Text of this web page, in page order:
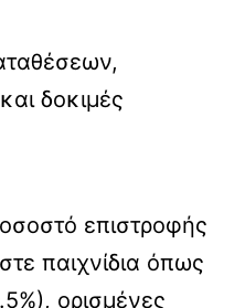
δοκιμές
επιστροφής
παιχνίδια όπως
ορισμένες